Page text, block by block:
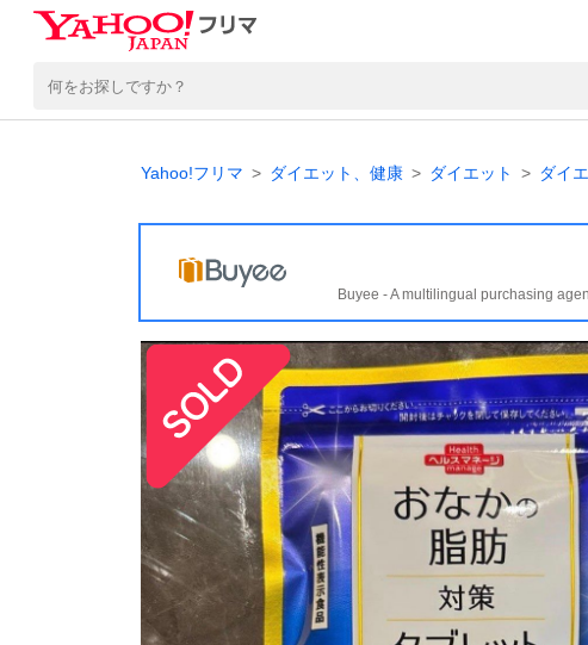
Yahoo!フリマ ダイエット、健康 ダイエット ダイ
Buyee - A multilingual purchasing